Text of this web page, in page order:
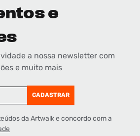
e
a nossa newsletter com
e muito mais
CADASTRAR
da Artwalk e concordo com a